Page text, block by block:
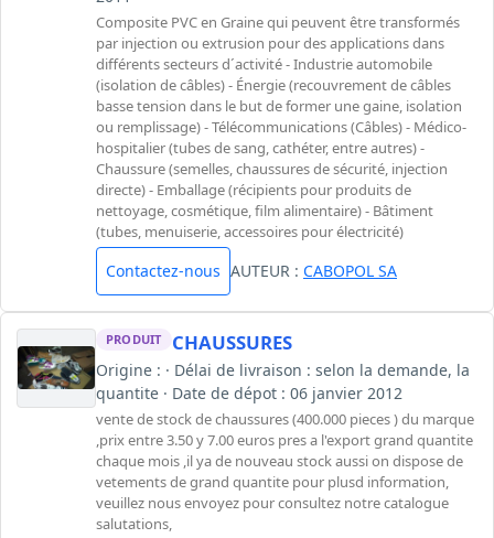
Composite PVC en Graine qui peuvent être transformés
par injection ou extrusion pour des applications dans
différents secteurs d´activité - Industrie automobile
(isolation de câbles) - Énergie (recouvrement de câbles
basse tension dans le but de former une gaine, isolation
ou remplissage) - Télécommunications (Câbles) - Médico-
hospitalier (tubes de sang, cathéter, entre autres) -
Chaussure (semelles, chaussures de sécurité, injection
directe) - Emballage (récipients pour produits de
nettoyage, cosmétique, film alimentaire) - Bâtiment
(tubes, menuiserie, accessoires pour électricité)
Contactez-nous AUTEUR : CABOPOL SA
PRODUIT CHAUSSURES
Origine : · Délai de livraison : selon la demande, la
quantite · Date de dépot : 06 janvier 2012
vente de stock de chaussures (400.000 pieces ) du marque
,prix entre 3.50 y 7.00 euros pres a l'export grand quantite
chaque mois ,il ya de nouveau stock aussi on dispose de
vetements de grand quantite pour plusd information,
veuillez nous envoyez pour consultez notre catalogue
salutations,